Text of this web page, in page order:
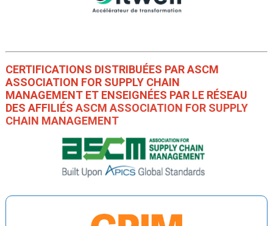
CERTIFICATIONS DISTRIBUÉES PAR ASCM
ASSOCIATION FOR SUPPLY CHAIN
MANAGEMENT ET ENSEIGNÉES PAR LE RÉSEAU
DES AFFILIÉS ASCM ASSOCIATION FOR SUPPLY
CHAIN MANAGEMENT